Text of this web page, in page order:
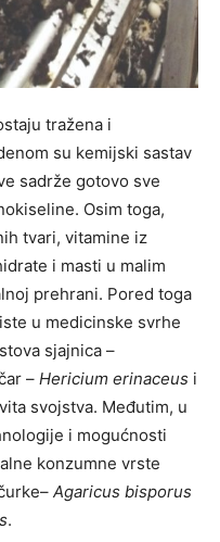
tražena i
su kemijski sastav
sadrže gotovo sve
Osim toga,
tvari, vitamine iz
i masti u malim
prehrani. Pored toga
u medicinske svrhe
sjajnica –
– Hericium erinaceus i
svojstva. Međutim, u
i mogućnosti
konzumne vrste
Agaricus bisporus
.